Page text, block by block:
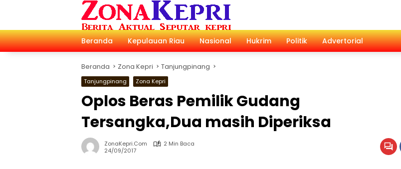
Beranda
Kepulauan Riau Nasional Hukrim Politik Advertorial
Beranda Zona Kepri Tanjungpinang
Tanjungpinang Zona Kepri
Oplos Beras Pemilik Gudang
Tersangka,Dua masih Diperiksa
ZonaKepri.com
2 Min Baca
24/09/2017